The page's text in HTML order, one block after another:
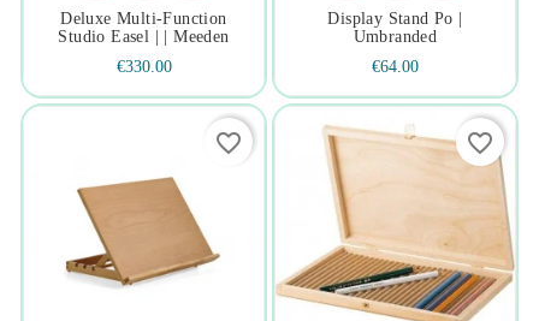
Deluxe Multi-Function
Studio Easel | | Meeden
€330.00
Display Stand Po |
Umbranded
€64.00
favorite_border favorite_border